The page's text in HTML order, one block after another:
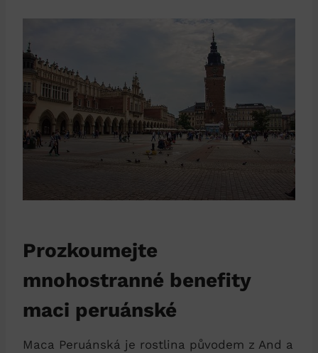
Prozkoumejte
mnohostranné benefity
maci peruánské
Maca Peruánská je rostlina původem z And a